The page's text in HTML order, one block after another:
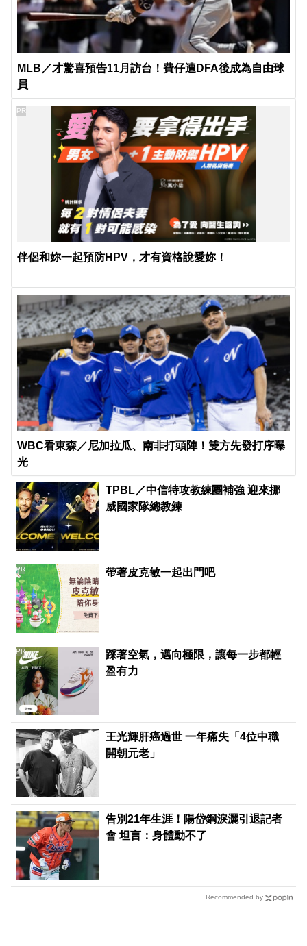
MLB／才驚喜預告11月訪台！費仔遭DFA後成為自由球
員
伴侶和妳一起預防HPV，才有資格說愛妳！
PR
WBC看東森／尼加拉瓜、南非打頭陣！雙方先發打序曝
光
TPBL／中信特攻教練團補強 迎來挪
威國家隊總教練
帶著皮克敏一起出門吧
PR
踩著空氣，邁向極限，讓每一步都輕
盈有力
PR
王光輝肝癌過世 一年痛失「4位中職
開朝元老」
告別21年生涯！陽岱鋼淚灑引退記者
會 坦言：身體動不了
Recommended by